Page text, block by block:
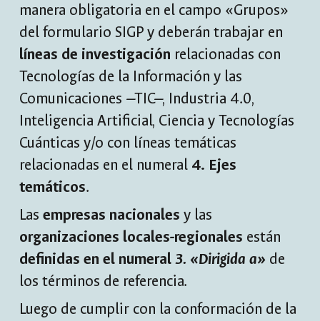
manera obligatoria en el campo «Grupos»
del formulario SIGP y deberán trabajar en
líneas de investigación relacionadas con
Tecnologías de la Información y las
Comunicaciones —TIC—, Industria 4.0,
Inteligencia Artificial, Ciencia y Tecnologías
Cuánticas y/o con líneas temáticas
relacionadas en el numeral 4. Ejes
temáticos.
Lasempresas nacionales y las
organizaciones locales-regionales están
definidas en el numeral3. «Dirigida a» de
los términos de referencia.
Luego de cumplir con la conformación de la